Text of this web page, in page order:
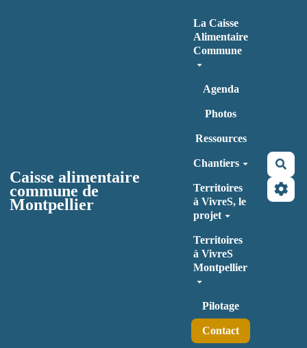
Caisse alimentaire
commune de
Montpellier
La Caisse
Alimentaire
Commune
Agenda
Photos
Ressources
Chantiers
Territoires
à VivreS, le
projet
Territoires
à VivreS
Montpellier
Pilotage
Contact